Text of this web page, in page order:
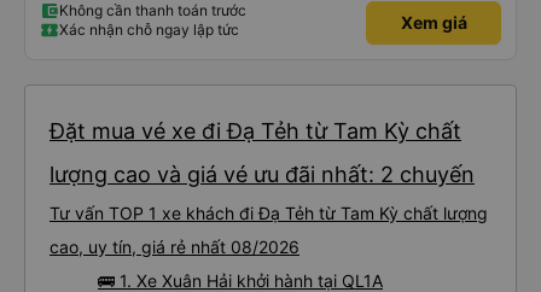
Không cần thanh toán trước
Xác nhận chỗ ngay lập tức
Xem giá
Đặt mua vé xe đi Đạ Tẻh từ Tam Kỳ chất
lượng cao và giá vé ưu đãi nhất: 2 chuyến
Tư vấn TOP 1 xe khách đi Đạ Tẻh từ Tam Kỳ chất lượng
cao, uy tín, giá rẻ nhất 08/2026
🚌 1. Xe Xuân Hải khởi hành tại QL1A